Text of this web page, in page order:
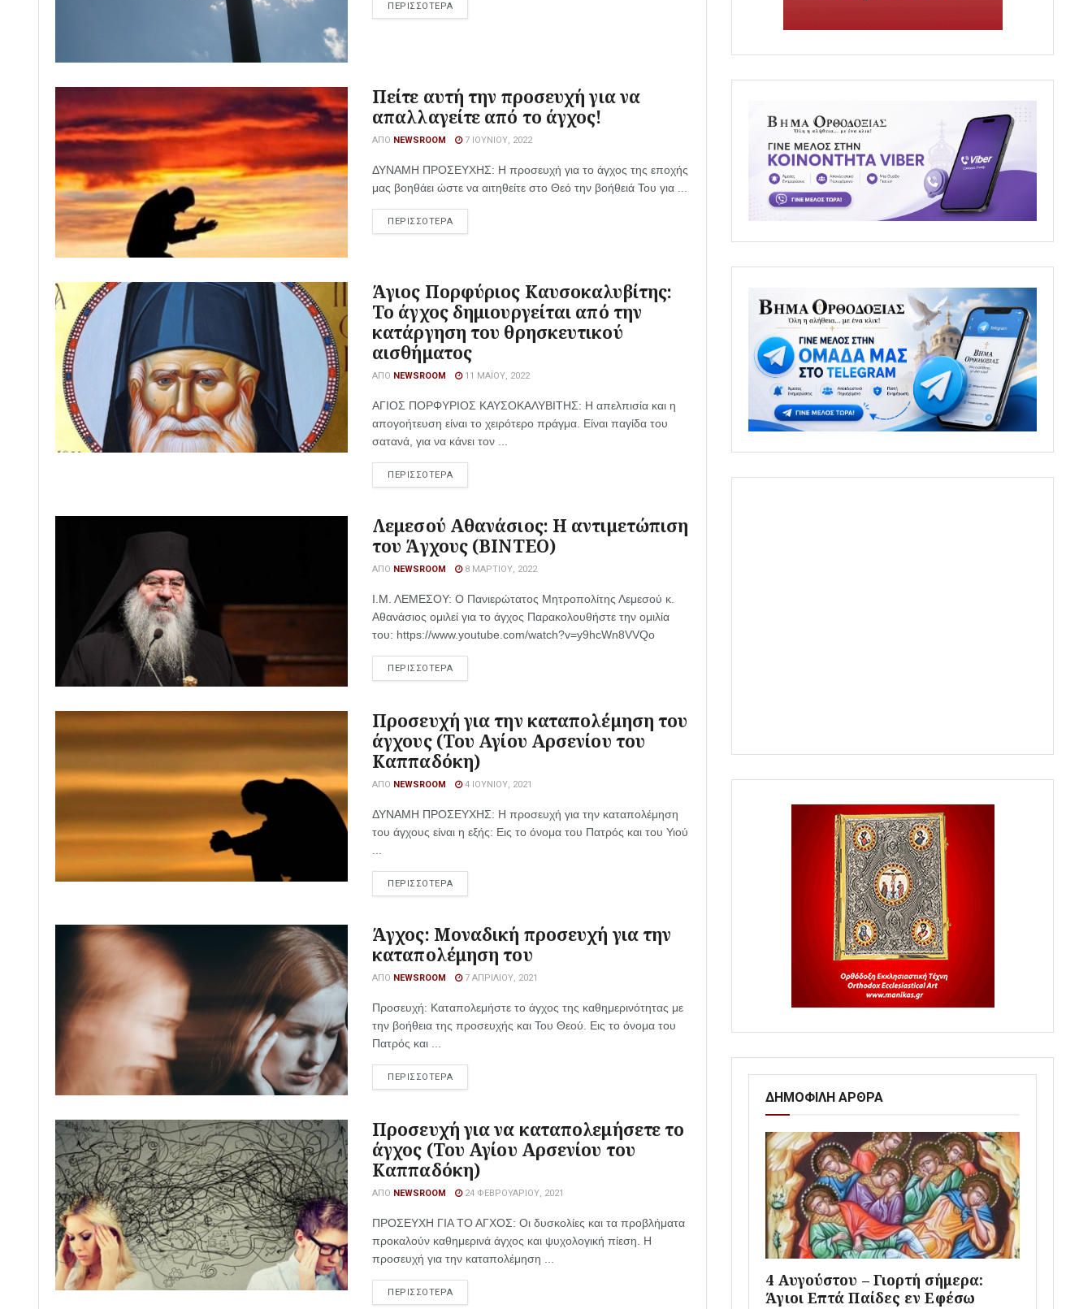
ΠΕΡΙΣΣΟΤΕΡΑ
Πείτε αυτή την προσευχή για να
απαλλαγείτε από το άγχος!
ΑΠΌ NEWSROOM 7 ΙΟΥΝΊΟΥ, 2022
ΔΥΝΑΜΗ ΠΡΟΣΕΥΧΗΣ: Η προσευχή για το άγχος της εποχής
μας βοηθάει ώστε να αιτηθείτε στο Θεό την βοήθειά Του για ...
ΠΕΡΙΣΣΟΤΕΡΑ
Άγιος Πορφύριος Καυσοκαλυβίτης:
Το άγχος δημιουργείται από την
κατάργηση του θρησκευτικού
αισθήματος
ΑΠΌ NEWSROOM 11 ΜΑΪ́ΟΥ, 2022
ΑΓΙΟΣ ΠΟΡΦΥΡΙΟΣ ΚΑΥΣΟΚΑΛΥΒΙΤΗΣ: Η απελπισία και η
απογοήτευση είναι το χειρότερο πράγμα. Είναι παγίδα του
σατανά, για να κάνει τον ...
ΠΕΡΙΣΣΟΤΕΡΑ
Λεμεσού Αθανάσιος: Η αντιμετώπιση
του Άγχους (ΒΙΝΤΕΟ)
ΑΠΌ NEWSROOM 8 ΜΑΡΤΊΟΥ, 2022
Ι.Μ. ΛΕΜΕΣΟΥ: Ο Πανιερώτατος Μητροπολίτης Λεμεσού κ.
Αθανάσιος ομιλεί για το άγχος Παρακολουθήστε την ομιλία
του: https://www.youtube.com/watch?v=y9hcWn8VVQo
ΠΕΡΙΣΣΟΤΕΡΑ
Προσευχή για την καταπολέμηση του
άγχους (Του Αγίου Αρσενίου του
Καππαδόκη)
ΑΠΌ NEWSROOM 4 ΙΟΥΝΊΟΥ, 2021
ΔΥΝΑΜΗ ΠΡΟΣΕΥΧΗΣ: Η προσευχή για την καταπολέμηση
του άγχους είναι η εξής: Εις το όνομα του Πατρός και του Υιού
ΠΕΡΙΣΣΟΤΕΡΑ
Άγχος: Μοναδική προσευχή για την
καταπολέμηση του
ΑΠΌ NEWSROOM 7 ΑΠΡΙΛΊΟΥ, 2021
Προσευχή: Καταπολεμήστε το άγχος της καθημερινότητας με
την βοήθεια της προσευχής και Του Θεού. Εις το όνομα του
Πατρός και ...
ΠΕΡΙΣΣΟΤΕΡΑ
Προσευχή για να καταπολεμήσετε το
άγχος (Του Αγίου Αρσενίου του
Καππαδόκη)
ΑΠΌ NEWSROOM 24 ΦΕΒΡΟΥΑΡΊΟΥ, 2021
ΠΡΟΣΕΥΧΗ ΓΙΑ ΤΟ ΑΓΧΟΣ: Οι δυσκολίες και τα προβλήματα
προκαλούν καθημερινά άγχος και ψυχολογική πίεση. Η
προσευχή για την καταπολέμηση ...
ΠΕΡΙΣΣΟΤΕΡΑ
ΔΗΜΟΦΙΛΗ ΑΡΘΡΑ
4 Αυγούστου – Γιορτή σήμερα:
Άγιοι Επτά Παίδες εν Εφέσω